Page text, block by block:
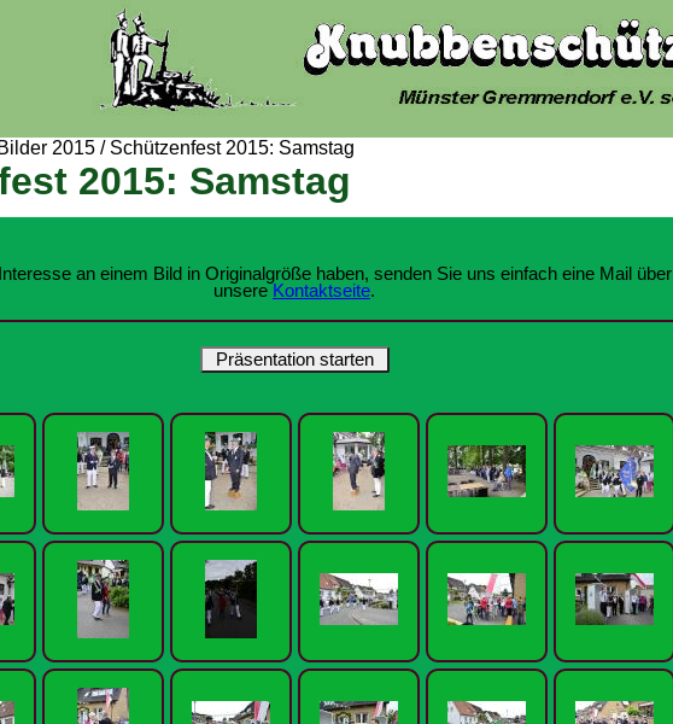
Bilder 2015 / Schützenfest 2015: Samstag
2015: Samstag
an einem Bild in Originalgröße haben, senden Sie uns einfach eine Mail über
unsere Kontaktseite.
Präsentation starten